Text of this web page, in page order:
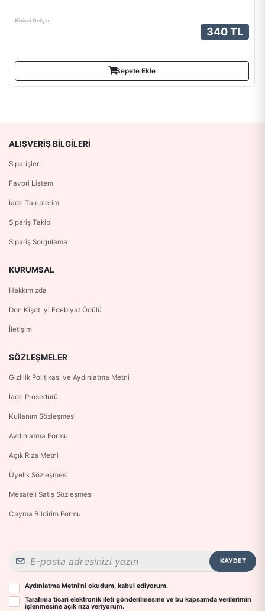
Kişisel Gelişim
340 TL
Sepete Ekle
ALIŞVERIŞ BILGILERI
Siparişler
Favori Listem
İade Taleplerim
Sipariş Takibi
Sipariş Sorgulama
KURUMSAL
Hakkımızda
Don Kişot İyi Edebiyat Ödülü
İletişim
SÖZLEŞMELER
Gizlilik Politikası ve Aydınlatma Metni
İade Prosedürü
Kullanım Sözleşmesi
Aydınlatma Formu
Açık Rıza Metni
Üyelik Sözleşmesi
Mesafeli Satış Sözleşmesi
Cayma Bildirim Formu
KAYDET
Aydınlatma Metni’ni okudum, kabul ediyorum.
Tarafıma ticari elektronik ileti gönderilmesine ve bu kapsamda verilerimin
işlenmesine açık rıza veriyorum.